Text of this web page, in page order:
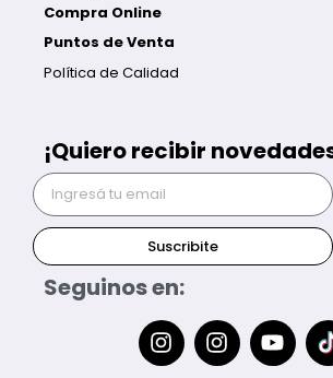
Compra Online
Puntos de Venta
Política de Calidad
¡Quiero recibir
Suscribite
Seguinos en: